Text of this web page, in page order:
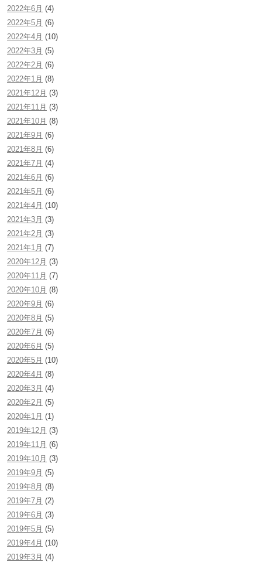
2022年6月 (4)
2022年5月 (6)
2022年4月 (10)
2022年3月 (5)
2022年2月 (6)
2022年1月 (8)
2021年12月 (3)
2021年11月 (3)
2021年10月 (8)
2021年9月 (6)
2021年8月 (6)
2021年7月 (4)
2021年6月 (6)
2021年5月 (6)
2021年4月 (10)
2021年3月 (3)
2021年2月 (3)
2021年1月 (7)
2020年12月 (3)
2020年11月 (7)
2020年10月 (8)
2020年9月 (6)
2020年8月 (5)
2020年7月 (6)
2020年6月 (5)
2020年5月 (10)
2020年4月 (8)
2020年3月 (4)
2020年2月 (5)
2020年1月 (1)
2019年12月 (3)
2019年11月 (6)
2019年10月 (3)
2019年9月 (5)
2019年8月 (8)
2019年7月 (2)
2019年6月 (3)
2019年5月 (5)
2019年4月 (10)
2019年3月 (4)